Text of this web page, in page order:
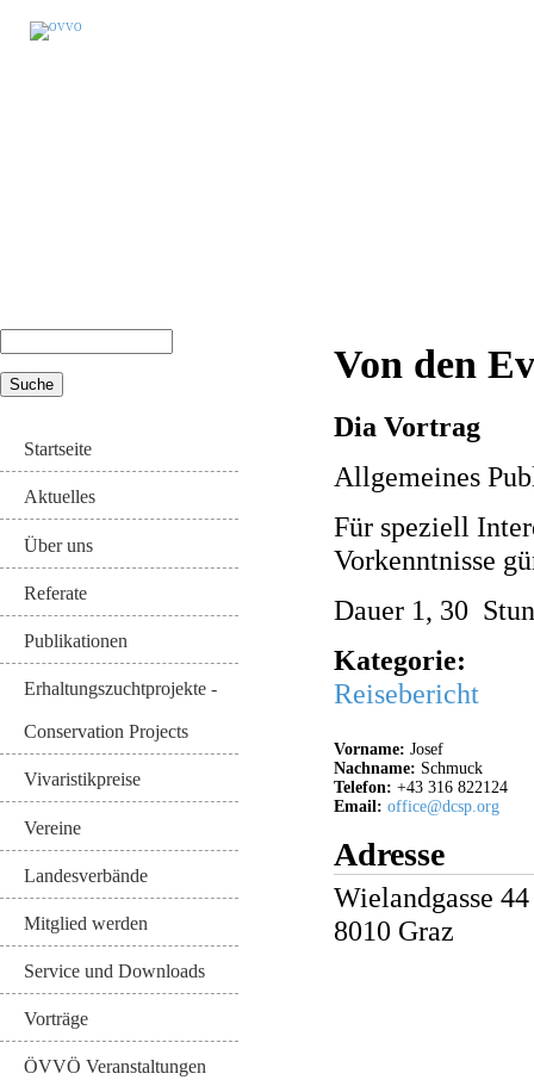
Suchformular
Startseite
Aktuelles
Über uns
Referate
Publikationen
Erhaltungszuchtprojekte -
Conservation Projects
Vivaristikpreise
Vereine
Landesverbände
Mitglied werden
Service und Downloads
Vorträge
ÖVVÖ Veranstaltungen
Von den
Dia Vortrag
Allgemeines
Für speziell
Vorkenntnisse
Dauer 1, 30
Kategorie:
Reisebericht
Vorname: Josef
Nachname: Schmuck
Telefon: +43 316 822124
Email: office@dcsp.org
Adresse
Wielandgasse 44
8010 Graz